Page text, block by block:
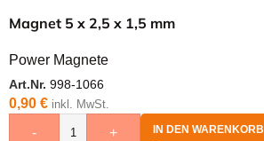
Magnet 5 x 2,5 x 1,5 mm
Power Magnete
Art.Nr. 998-1066
0,90 € inkl. MwSt.
- + IN DEN WARENKORB